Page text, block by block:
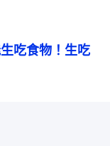
吃食物﻿！生吃